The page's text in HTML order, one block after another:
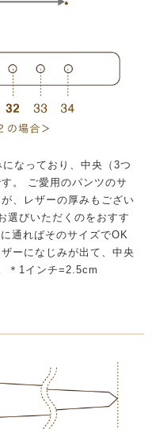
なっており、中央（3つ
。 ご愛用のパンツのサ
、レザーの厚みもござい
選びいただくのをおすす
通ればそのサイズでOK
ーになじみが出て、中央
＊1インチ=2.5cm